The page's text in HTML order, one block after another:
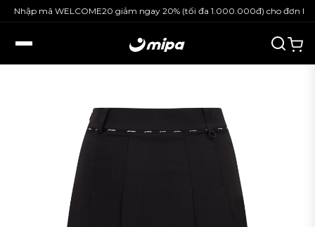
mã WELCOME20 giảm ngay 20% (tối đa 1.000.000đ) cho đơn hàng